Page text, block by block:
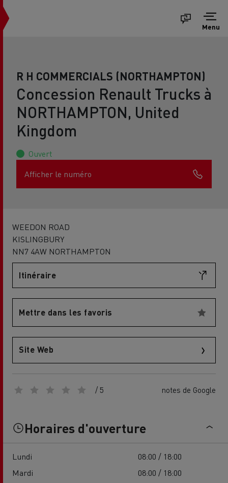
Menu
R H COMMERCIALS (NORTHAMPTON)
Concession Renault Trucks à
NORTHAMPTON, United
Kingdom
Ouvert
Afficher le numéro
WEEDON ROAD
KISLINGBURY
NN7 4AW NORTHAMPTON
Itinéraire
Mettre dans les favoris
Site Web
/ 5 notes de Google
Horaires d'ouverture
Lundi
08:00 / 18:00
Mardi
08:00 / 18:00